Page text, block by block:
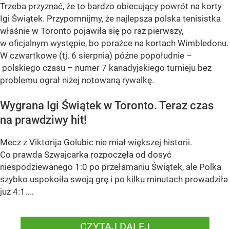
Trzeba przyznać, że to bardzo obiecujący powrót na korty
Igi Świątek. Przypomnijmy, że najlepsza polska tenisistka
właśnie w Toronto pojawiła się po raz pierwszy,
w oficjalnym występie, bo porażce na kortach Wimbledonu.
W czwartkowe (tj. 6 sierpnia) późne popołudnie –
polskiego czasu – numer 7 kanadyjskiego turnieju bez
problemu ograł niżej notowaną rywalkę.
Wygrana Igi Świątek w Toronto. Teraz czas
na prawdziwy hit!
Mecz z Viktorija Golubic nie miał większej historii.
Co prawda Szwajcarka rozpoczęła od dosyć
niespodziewanego 1:0 po przełamaniu Świątek, ale Polka
szybko uspokoiła swoją grę i po kilku minutach prowadziła
już 4:1....
CZYTAJ DALEJ